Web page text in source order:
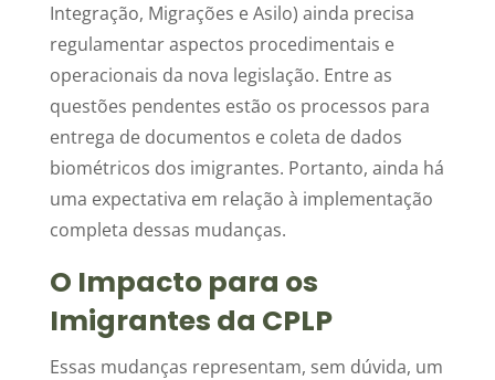
Integração, Migrações e Asilo) ainda precisa
regulamentar aspectos procedimentais e
operacionais da nova legislação. Entre as
questões pendentes estão os processos para
entrega de documentos e coleta de dados
biométricos dos imigrantes. Portanto, ainda há
uma expectativa em relação à implementação
completa dessas mudanças.
O Impacto para os
Imigrantes da CPLP
Essas mudanças representam, sem dúvida, um